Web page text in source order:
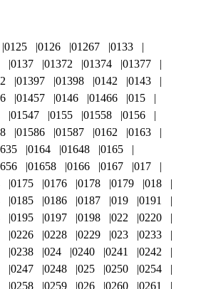
0125 0126 01267
0133
0137 01372 01374
01377
01397 01398 0142
0143
01457 0146 01466
015
01547 0155 01558
0156
01586 01587 0162
0163
0164 01648
0165
01658 0166 0167
017
0175 0176 0178 0179
018
0185 0186 0187 019
0191
0195 0197 0198 022
0220
0226 0228 0229 023
0233
0238 024 0240 0241
0242
0247 0248 025 0250
0254
0258 0259 026 0260 0261